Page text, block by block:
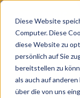
Diese Website
Computer. Diese
diese Website zu
persönlich auf Sie
bereitstellen zu
als auch auf
über die von uns